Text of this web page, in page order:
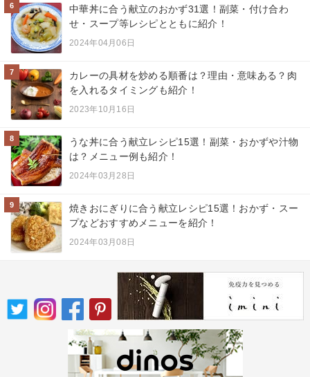
6
中華丼に合う献立のおかず31選！副菜・付け合わ
せ・スープ等レシピとともに紹介！
2024年04月06日
7
カレーの具材を炒める順番は？理由・意味ある？肉
を入れるタイミングも紹介！
2023年10月16日
8
うな丼に合う献立レシピ15選！副菜・おかずや汁物
は？メニュー例も紹介！
2024年03月28日
9
焼きおにぎりに合う献立レシピ15選！おかず・スー
プなどおすすめメニューを紹介！
2024年03月08日